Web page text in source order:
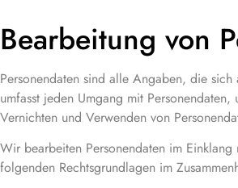
Bearbeitung von
Personendaten sind alle Angaben, die
umfasst jeden Umgang mit
Vernichten und Verwenden von
Wir bearbeiten Personendaten im
folgenden Rechtsgrundlagen im